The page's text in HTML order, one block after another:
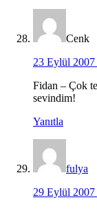
Cenk
23 Eylül
Fidan – Çok
sevindim!
Yanıtla
fulya
29 Eylül